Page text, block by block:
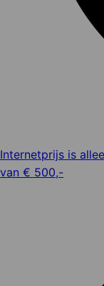
Internetprijs is
van € 500,-